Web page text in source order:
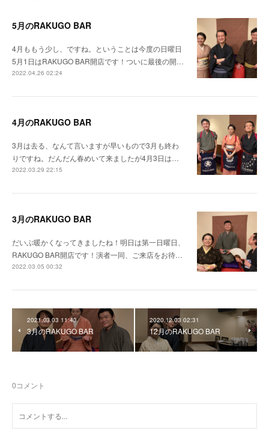
5月のRAKUGO BAR
4月ももう少し、ですね。ということは今度の日曜日
5月1日はRAKUGO BAR開店です！ついに最後の開…
2022.04.26 02:24
4月のRAKUGO BAR
3月は去る、なんて言いますが早いもので3月も終わ
りですね。だんだん春めいて来ましたが4月3日は…
2022.03.29 22:15
3月のRAKUGO BAR
だいぶ暖かくなってきましたね！明日は第一日曜日、
RAKUGO BAR開店です！演者一同、ご来店をお待…
2022.03.05 00:32
2021.03.03 11:43
3月のRAKUGO BAR
2020.12.03 02:31
12月のRAKUGO BAR
0コメント